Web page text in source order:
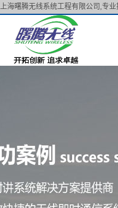
上海曙腾无线系统工程有限公司,专